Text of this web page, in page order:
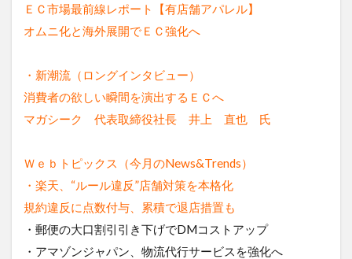
ＥＣ市場最前線レポート【有店舗アパレル】
オムニ化と海外展開でＥＣ強化へ
・新潮流（ロングインタビュー）
消費者の欲しい瞬間を演出するＥＣへ
マガシーク 代表取締役社長 井上 直也 氏
Ｗｅｂトピックス（今月のNews&Trends）
・楽天、“ルール違反”店舗対策を本格化
規約違反に点数付与、累積で退店措置も
・郵便の大口割引引き下げでDMコストアップ
・アマゾンジャパン、物流代行サービスを強化へ